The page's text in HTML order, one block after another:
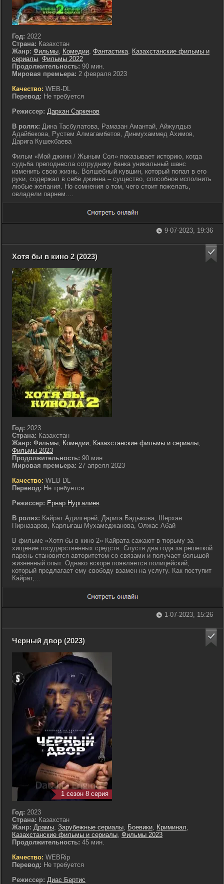
Год: 2022
Страна: Казахстан
Жанр: Фильмы, Комедии, Фантастика, Казахстанские фильмы и
сериалы, Фильмы 2022
Продолжительность: 90 мин.
Мировая премьера: 2 февраля 2023
Качество: WEB-DL
Перевод: Не требуется
Режиссер: Дархан Саркенов
В ролях: Дина Тасбулатова, Рамазан Амантай, Айжулдыз
Адайбекова, Рустем Алмагамбетов, Динмухаммед Ахимов,
Дарига Кушекбаева
Фильм «Мой джинн / Жыным Сол» показывает историю, когда
судьба преподнесла сотруднику банка уникальный шанс
изменить свою жизнь. Волшебный кувшин, который попал в его
руки, содержал в себе джинна – существо, способное исполнить
любые желания. Но сомнения о том, чего стоит пожелать,
овладели парнем....
9-07-2023, 19:36
Хотя бы в кино 2 (2023)
Год: 2023
Страна: Казахстан
Жанр: Фильмы, Комедии, Казахстанские фильмы и сериалы,
Фильмы 2023
Продолжительность: 90 мин.
Мировая премьера: 27 апреля 2023
Качество: WEB-DL
Перевод: Не требуется
Режиссер: Ернар Нургалиев
В ролях: Кайрат Адилгерей, Дарига Бадыкова, Шерхан
Пирназаров, Карлыгаш Мухамеджанова, Олжас Абай
В фильме «Хотя бы в кино 2» Кайрата сажают в тюрьму за
хищение государственных средств. Спустя два года за решеткой
парень становится авторитетом со связами и получает большой
жизненный опыт. Однако вскоре появляется полицейский,
который предлагает ему свободу взамен на услугу. Как поступит
Кайрат,...
1-07-2023, 15:26
Черный двор (2023)
1 сезон 8 серия
Год: 2023
Страна: Казахстан
Жанр: Драмы, Зарубежные сериалы, Боевики, Криминал,
Казахстанские фильмы и сериалы, Фильмы 2023
Продолжительность: 45 мин.
Качество: WEBRip
Перевод: Не требуется
Режиссер: Диас Бертис